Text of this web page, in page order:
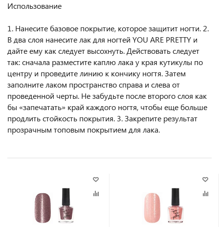
Использование
1. Нанесите базовое покрытие, которое защитит ногти. 2.
В два слоя нанесите лак для ногтей YOU ARE PRETTY и
дайте ему как следует высохнуть. Действовать следует
так: сначала разместите каплю лака у края кутикулы по
центру и проведите линию к кончику ногтя. Затем
заполните лаком пространство справа и слева от
проведенной черты. Не забудьте после второго слоя как
бы «запечатать» край каждого ногтя, чтобы еще больше
продлить стойкость покрытия. 3. Закрепите результат
прозрачным топовым покрытием для лака.